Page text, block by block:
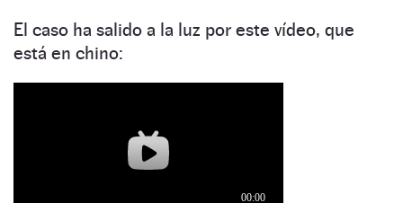
El caso ha salido a la luz por este vídeo, que
está en chino: